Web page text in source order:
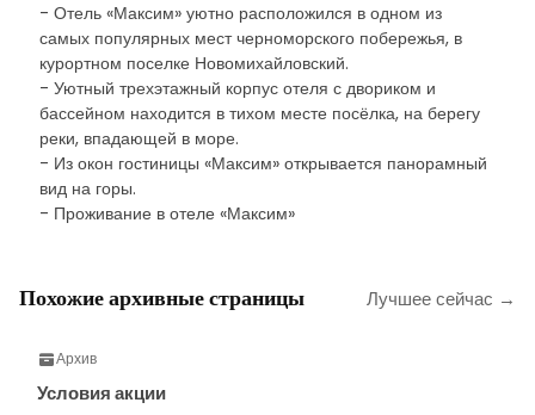
- Отель «Максим» уютно расположился в одном из
самых популярных мест черноморского побережья, в
курортном поселке Новомихайловский.
- Уютный трехэтажный корпус отеля с двориком и
бассейном находится в тихом месте посёлка, на берегу
реки, впадающей в море.
- Из окон гостиницы «Максим» открывается панорамный
вид на горы.
- Проживание в отеле «Максим»
Похожие архивные страницы Лучшее сейчас →
Архив
Условия акции